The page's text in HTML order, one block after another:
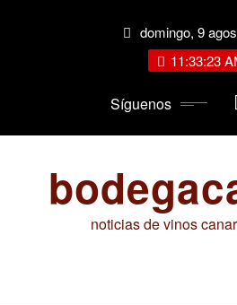
domingo, 9
11:33:24
Síguenos
noticias de vinos